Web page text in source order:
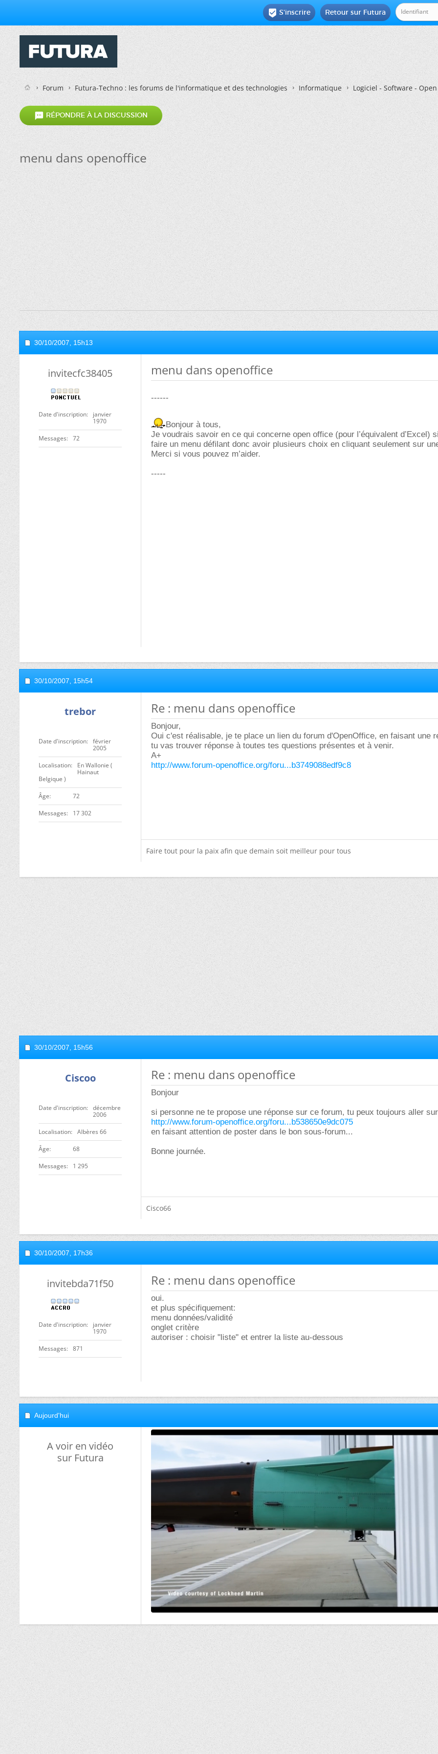
Retour sur Futura
 S'inscrire
Forum Futura-Techno : les forums de l'informatique et des technologies Informatique Logiciel - Software -
 RÉPONDRE À LA DISCUSSION
menu dans openoffice
30/10/2007, 15h13
invitecfc38405
Date d'inscription
janvier
1970
Messages 72
menu dans openoffice
------
Bonjour à tous,
Je voudrais savoir en ce qui concerne open office (pour l’équivalent d’Excel)
faire un menu défilant donc avoir plusieurs choix en cliquant seulement sur
Merci si vous pouvez m’aider.
-----
30/10/2007, 15h54
trebor
Date d'inscription
février
2005
Localisation
En Wallonie (
Hainaut
Belgique )
ge 72
Messages 17 302
Re : menu dans openoffice
Bonjour,
Oui c'est réalisable, je te place un lien du forum d'OpenOffice, en faisant une
tu vas trouver réponse à toutes tes questions présentes et à venir.
A+
http://www.forum-openoffice.org/foru...b3749088edf9c8
Faire tout pour la paix afin que demain soit meilleur pour tous
30/10/2007, 15h56
Ciscoo
Date d'inscription
décembre
2006
Localisation Albères 66
ge 68
Messages 1 295
Re : menu dans openoffice
Bonjour
si personne ne te propose une réponse sur ce forum, tu peux toujours aller
http://www.forum-openoffice.org/foru...b538650e9dc075
en faisant attention de poster dans le bon sous-forum...
Bonne journée.
Cisco66
30/10/2007, 17h36
invitebda71f50
Date d'inscription
janvier
1970
Messages 871
Re : menu dans openoffice
oui.
et plus spécifiquement:
menu données/validité
onglet critère
autoriser : choisir "liste" et entrer la liste au-dessous
Aujourd'hui
A voir en vidéo
sur Futura